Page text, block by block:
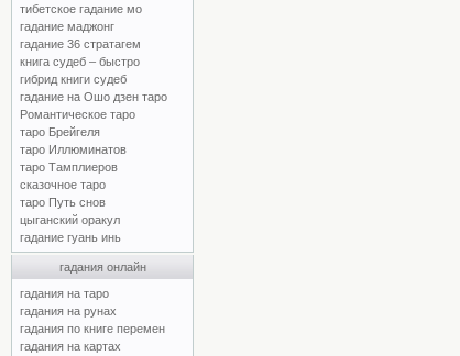
тибетское гадание мо
гадание маджонг
гадание 36 стратагем
книга судеб – быстро
гибрид книги судеб
гадание на Ошо дзен таро
Романтическое таро
таро Брейгеля
таро Иллюминатов
таро Тамплиеров
сказочное таро
таро Путь снов
цыганский оракул
гадание гуань инь
гадания онлайн
гадания на таро
гадания на рунах
гадания по книге перемен
гадания на картах